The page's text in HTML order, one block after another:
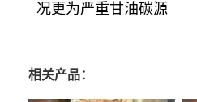
况更为严重甘油碳源
相关产品：